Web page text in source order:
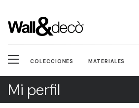
COLECCIONES MATERIALES
Mi perfil